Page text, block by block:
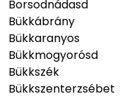
Borsodnádasd
Bükkábrány
Bükkaranyos
Bükkmogyorósd
Bükkszék
Bükkszenterzsébet